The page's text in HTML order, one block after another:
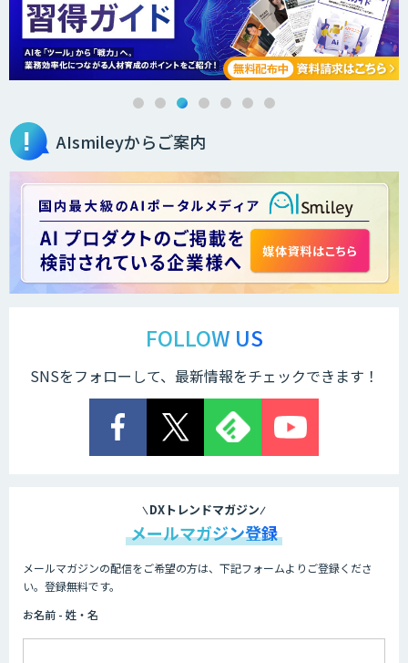
AIsmileyからご案内
FOLLOW US
SNSをフォローして、最新情報をチェックできます！
DXトレンドマガジン
メールマガジン登録
メールマガジンの配信をご希望の方は、下記フォームよりご登録くださ
い。登録無料です。
お名前 - 姓・名